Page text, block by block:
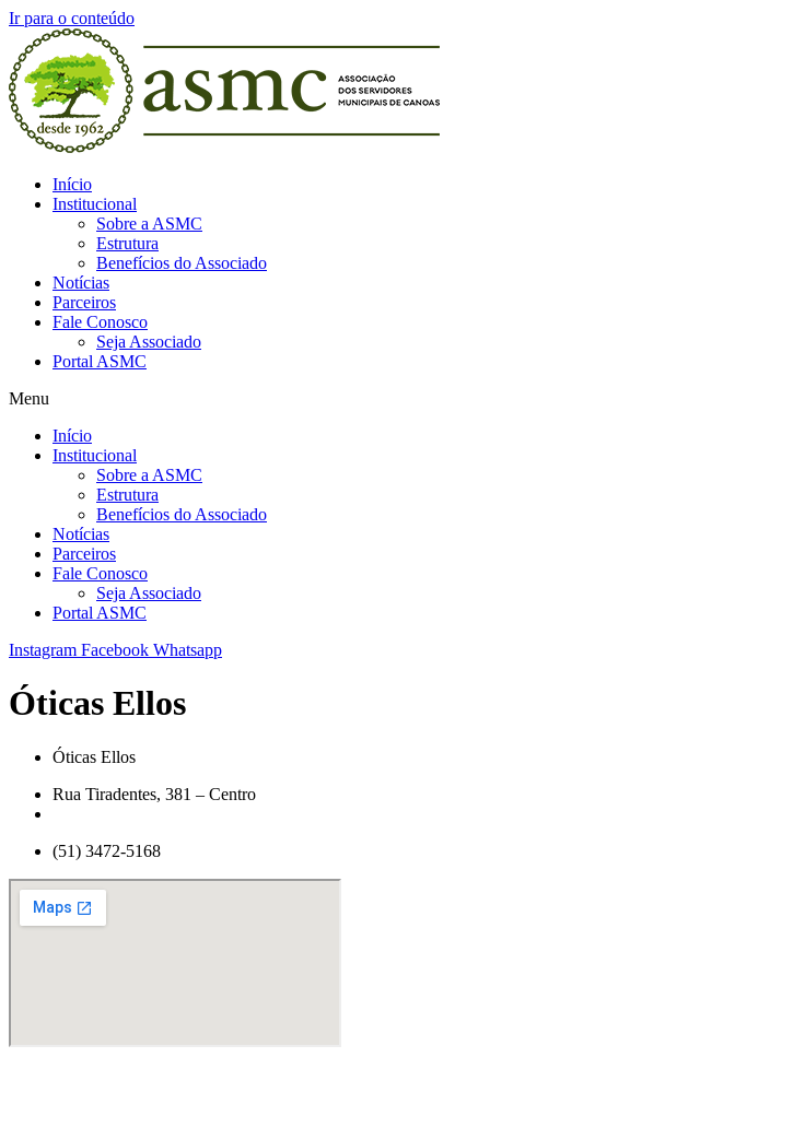
Ir para o conteúdo
Início
Institucional
Sobre a ASMC
Estrutura
Benefícios do Associado
Notícias
Parceiros
Fale Conosco
Seja Associado
Portal ASMC
Menu
Início
Institucional
Sobre a ASMC
Estrutura
Benefícios do Associado
Notícias
Parceiros
Fale Conosco
Seja Associado
Portal ASMC
Instagram Facebook Whatsapp
Óticas Ellos
Óticas Ellos
Rua Tiradentes, 381 – Centro
(51) 3472-5168